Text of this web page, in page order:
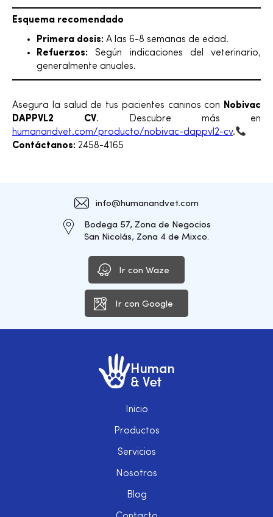
Esquema recomendado
Primera dosis: A las 6-8 semanas de edad.
Refuerzos: Según indicaciones del veterinario,
generalmente anuales.
Asegura la salud de tus pacientes caninos con
Nobivac
DAPPVL2 CV. Descubre más en
humanandvet.com/producto/nobivac-dappvl2-cv.
Contáctanos: 2458-4165
info@humanandvet.com
Bodega 57, Zona de Negocios
San Nicolás, Zona 4 de Mixco.
Ir con Waze
Ir con Google
Inicio
Productos
Servicios
Nosotros
Blog